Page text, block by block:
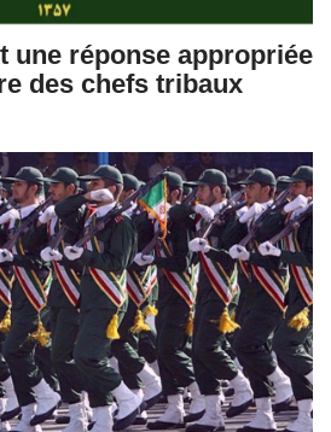
une réponse appropriée
des chefs tribaux